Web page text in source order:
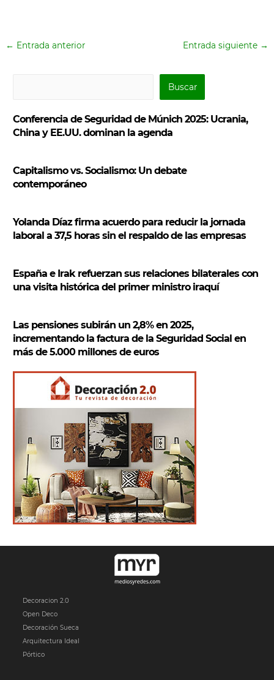
← Entrada anterior Entrada siguiente →
s
c
r
Buscar
Conferencia de Seguridad de Múnich 2025: Ucrania,
China y EE.UU. dominan la agenda
Capitalismo vs. Socialismo: Un debate
contemporáneo
Yolanda Díaz firma acuerdo para reducir la jornada
laboral a 37,5 horas sin el respaldo de las empresas
España e Irak refuerzan sus relaciones bilaterales con
una visita histórica del primer ministro iraquí
Las pensiones subirán un 2,8% en 2025,
incrementando la factura de la Seguridad Social en
más de 5.000 millones de euros
Decoracion 2.0
Open Deco
Decoración Sueca
Arquitectura Ideal
Pórtico